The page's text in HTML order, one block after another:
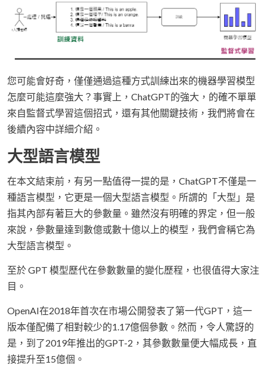
您可能會好奇，僅僅通過這種方式訓練出來的機器學習模型
怎麼可能這麼強大？事實上，ChatGPT的強大，的確不單單
來自監督式學習這個招式，還有其他關鍵技術，我們將會在
後續內容中詳細介紹。
大型語言模型
在本文結束前，有另一點值得一提的是，ChatGPT不僅是一
種語言模型，它更是一個大型語言模型。所謂的「大型」是
指其內部有著巨大的參數量。雖然沒有明確的界定，但一般
來說，參數量達到數億或數十億以上的模型，我們會稱它為
大型語言模型。
至於 GPT 模型歷代在參數數量的變化歷程，也很值得大家注
目。
OpenAI在2018年首次在市場公開發表了第一代GPT，這一
版本僅配備了相對較少的1.17億個參數。然而，令人驚訝的
是，到了2019年推出的GPT-2，其參數數量便大幅成長，直
接提升至15億個。